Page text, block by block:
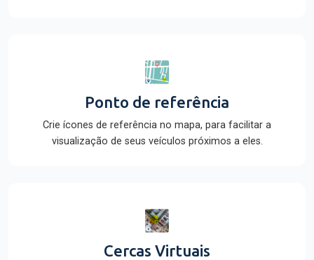
Ponto de referência
Crie ícones de referência no mapa, para facilitar a
visualização de seus veículos próximos a eles.
Cercas Virtuais